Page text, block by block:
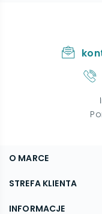
O MARCE
O nas
Blog
STREFA KLIENTA
FAQ
INFORMACJE